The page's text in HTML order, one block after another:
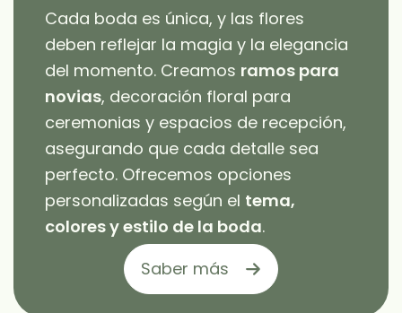
Cada boda es única, y las flores
deben reflejar la magia y la elegancia
del momento. Creamos ramos para
novias, decoración floral para
ceremonias y espacios de recepción,
asegurando que cada detalle sea
perfecto. Ofrecemos opciones
personalizadas según el tema,
colores y estilo de la boda.
Saber más